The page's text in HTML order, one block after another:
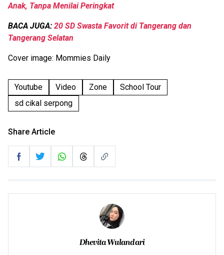
Anak, Tanpa Menilai Peringkat
BACA JUGA: 20 SD Swasta Favorit di Tangerang dan
Tangerang Selatan
Cover image: Mommies Daily
Youtube Video Zone
School Tour
sd cikal serpong
Share Article
Dhevita Wulandari